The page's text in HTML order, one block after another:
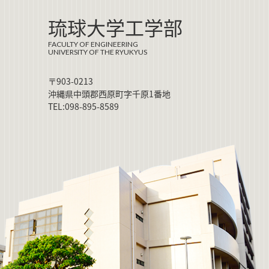
琉球大学工学部
FACULTY OF ENGINEERING
UNIVERSITY OF THE RYUKYUS
〒903-0213
沖縄県中頭郡西原町字千原1番地
TEL:098-895-8589